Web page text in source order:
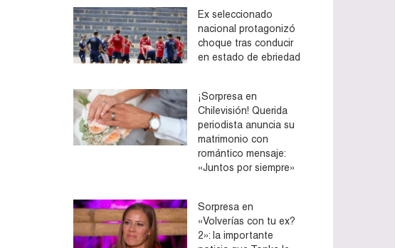
Ex seleccionado
nacional protagonizó
choque tras conducir
en estado de ebriedad
¡Sorpresa en
Chilevisión! Querida
periodista anuncia su
matrimonio con
romántico mensaje:
«Juntos por siempre»
Sorpresa en
«Volverías con tu ex?
2»: la importante